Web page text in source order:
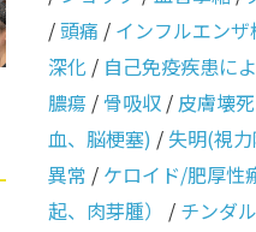
/頭痛 / インフルエン
深化 / 自己免疫疾患に
膿瘍 / 骨吸収 / 皮膚壊
血、脳梗塞) /失明(視
異常 / ケロイド/肥厚性
起、肉芽腫）
/ チンダ